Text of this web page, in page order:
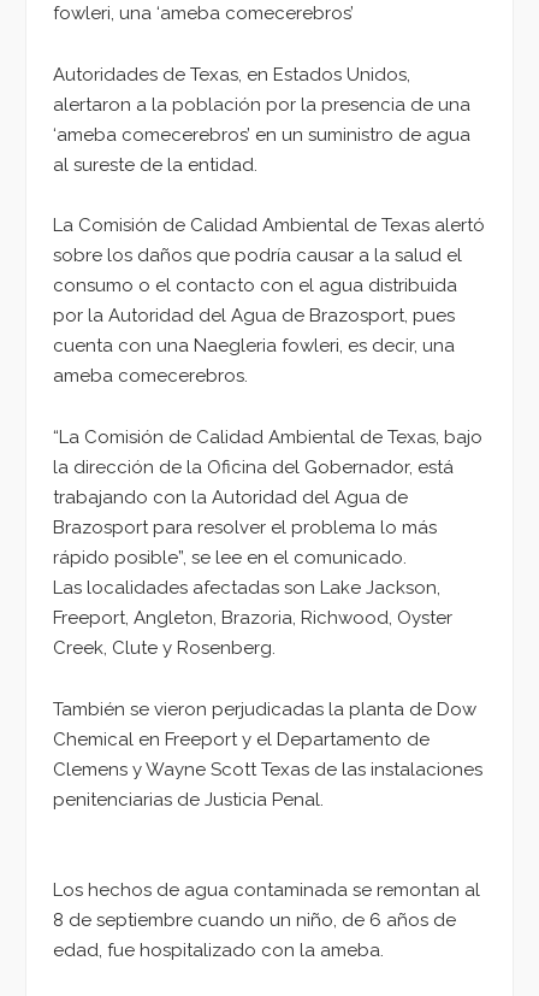
fowleri, una ‘ameba comecerebros’
Autoridades de Texas, en Estados Unidos,
alertaron a la población por la presencia de una
‘ameba comecerebros’ en un suministro de agua
al sureste de la entidad.
La Comisión de Calidad Ambiental de Texas alertó
sobre los daños que podría causar a la salud el
consumo o el contacto con el agua distribuida
por la Autoridad del Agua de Brazosport, pues
cuenta con una Naegleria fowleri, es decir, una
ameba comecerebros.
“La Comisión de Calidad Ambiental de Texas, bajo
la dirección de la Oficina del Gobernador, está
trabajando con la Autoridad del Agua de
Brazosport para resolver el problema lo más
rápido posible”, se lee en el comunicado.
Las localidades afectadas son Lake Jackson,
Freeport, Angleton, Brazoria, Richwood, Oyster
Creek, Clute y Rosenberg.
También se vieron perjudicadas la planta de Dow
Chemical en Freeport y el Departamento de
Clemens y Wayne Scott Texas de las instalaciones
penitenciarias de Justicia Penal.
Los hechos de agua contaminada se remontan al
8 de septiembre cuando un niño, de 6 años de
edad, fue hospitalizado con la ameba.